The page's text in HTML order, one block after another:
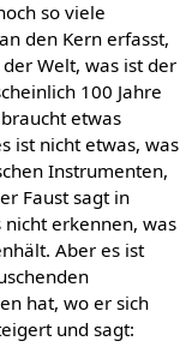
so viele
den Kern erfasst,
Welt, was ist der
100 Jahre
etwas
ist nicht etwas, was
Instrumenten,
Faust sagt in
erkennen, was
Aber es ist
hat, wo er sich
und sagt: